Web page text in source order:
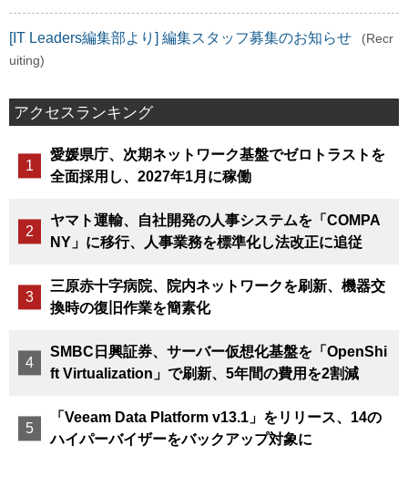
[IT Leaders編集部より] 編集スタッフ募集のお知らせ
(Recr
uiting)
アクセスランキング
愛媛県庁、次期ネットワーク基盤でゼロトラストを
全面採用し、2027年1月に稼働
ヤマト運輸、自社開発の人事システムを「COMPA
NY」に移行、人事業務を標準化し法改正に追従
三原赤十字病院、院内ネットワークを刷新、機器交
換時の復旧作業を簡素化
SMBC日興証券、サーバー仮想化基盤を「OpenShi
ft Virtualization」で刷新、5年間の費用を2割減
「Veeam Data Platform v13.1」をリリース、14の
ハイパーバイザーをバックアップ対象に